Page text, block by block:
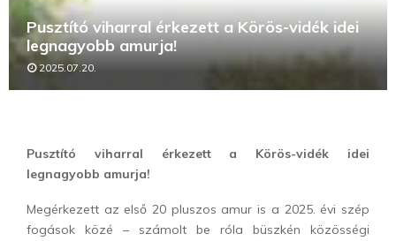
Pusztító viharral érkezett a Körös-vidék idei
legnagyobb amurja!
2025.07.20.
Pusztító viharral érkezett a Körös-vidék idei
legnagyobb amurja!
Megérkezett az első 20 pluszos amur is a 2025. évi szép
fogások közé – számolt be róla büszkén közösségi